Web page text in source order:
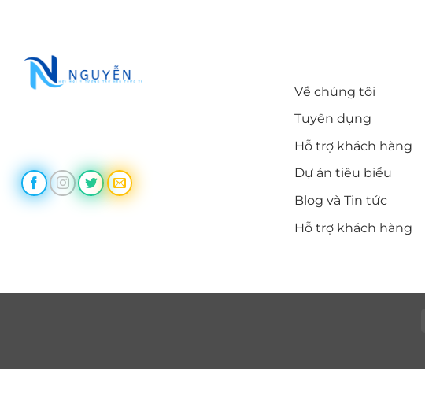
Về chúng tôi
Tuyển dụng
Hỗ trợ khách hàng
Dự án tiêu biểu
Blog và Tin tức
Hỗ trợ khách hàng